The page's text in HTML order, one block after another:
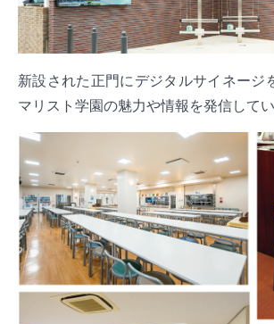
新設された正門にデジタルサイネージ
マリスト学園の魅力や情報を発信してい